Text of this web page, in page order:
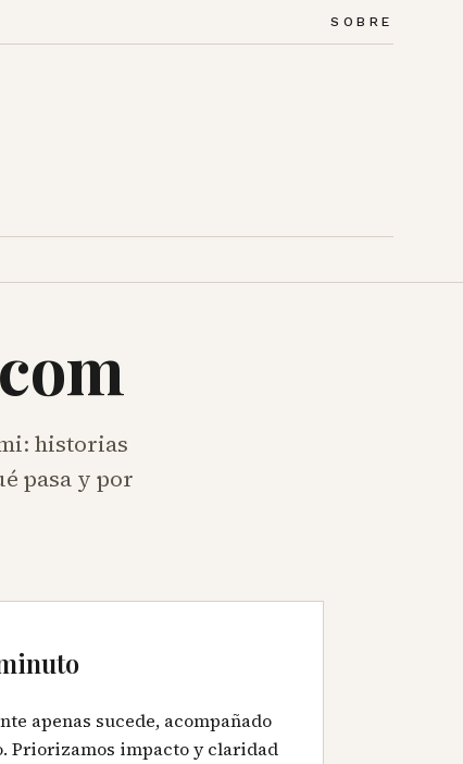
SOBRE
historias
pasa y por
apenas sucede, acompañado
Priorizamos impacto y claridad